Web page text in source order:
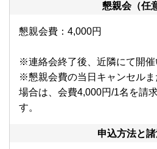
懇親会（任
懇親会費：4,000円
※連絡会終了後、近隣にて開催
※懇親会費の当日キャンセル
場合は、会費4,000円/1名を請
す。
申込方法と